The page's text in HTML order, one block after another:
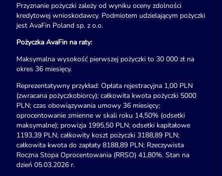
Przyznanie pożyczki zależy od wyniku oceny zdolności
kredytowej wnioskodawcy. Podmiotem udzielającym pożyczki
jest AvaFin Poland sp. z o.o.
Pożyczka AvaFin na raty:
Maksymalna wysokość pierwszej pożyczki to 30 000 zł na
okres 36 miesięcy.
Reprezentatywny przykład: Opłata rejestracyjna 1,00 PLN
(zwracana pożyczkobiorcy); całkowita kwota pożyczki 5000
PLN; czas obowiązywania umowy 36 miesięcy;
oprocentowanie zmienne w skali roku 14,50% (odsetki
maksymalne); prowizja 1995,50 PLN; odsetki kapitałowe
1193,39 PLN; całkowity koszt pożyczki 3188,89 PLN;
całkowita kwota do zapłaty 8188,89 PLN; Rzeczywista
Roczna Stopa Oprocentowania (RRSO) 41,80%. Stan na
dzień 05.03.2026 r.